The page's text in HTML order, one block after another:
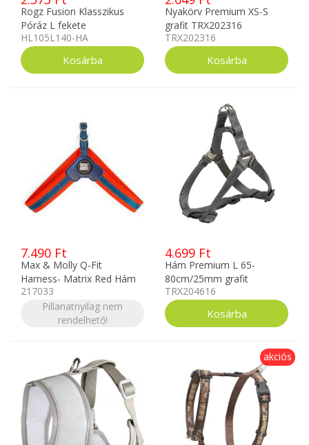
Rogz Fusion Klasszikus
Póráz L fekete
HL105L140-HA
Nyakörv Premium XS-S
grafit TRX202316
TRX202316
7.490 Ft
Max & Molly Q-Fit
Harness- Matrix Red Hám
M
217033
Pillanatnyilag nem
rendelhető!
4.699 Ft
Hám Premium L 65-
80cm/25mm grafit
TRX204616
TRX204616
akciós